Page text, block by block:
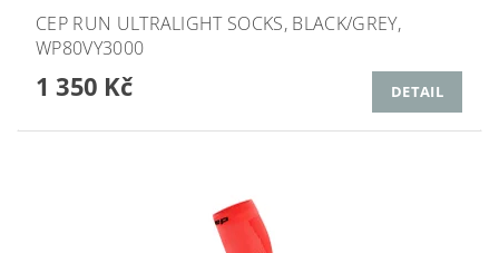
CEP RUN ULTRALIGHT SOCKS, BLACK/GREY,
WP80VY3000
1 350 Kč DETAIL